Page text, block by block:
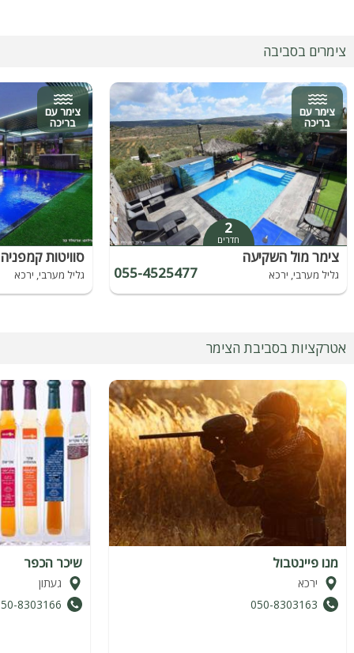
צימרים בסביבה
צימר עם
בריכה
2
חדרים
צימר מול השקיעה
גליל מערבי, ירכא 055-4525477
צימר עם
בריכה
גליל מערבי, ירכא
אטרקציות בסביבת הצימר
מנו פיינטבול
ירכא
050-8303163
שיכר הכפר
געתון
8303166